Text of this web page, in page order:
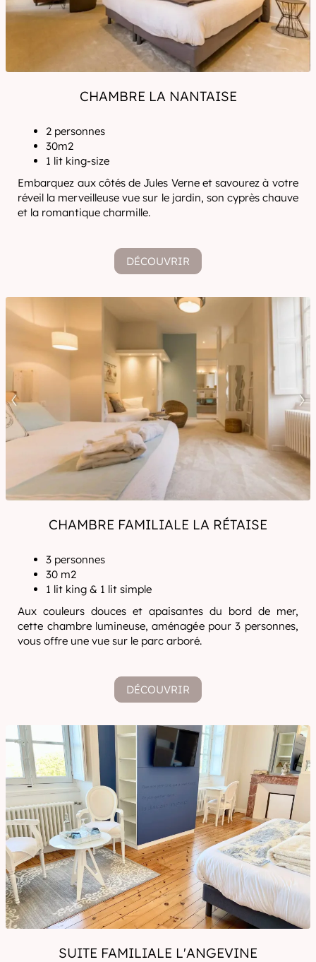
CHAMBRE LA NANTAISE
2 personnes
30m2
1 lit king-size
Embarquez aux côtés de Jules Verne et savourez à votre
réveil la merveilleuse vue sur le jardin, son cyprès chauve
et la romantique charmille.
DÉCOUVRIR
CHAMBRE FAMILIALE LA RÉTAISE
3 personnes
30 m2
1 lit king & 1 lit simple
Aux couleurs douces et apaisantes du bord de mer,
cette chambre lumineuse, aménagée pour 3 personnes,
vous offre une vue sur le parc arboré.
DÉCOUVRIR
SUITE FAMILIALE L'ANGEVINE